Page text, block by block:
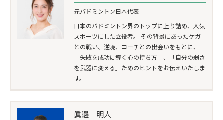
元バドミントン日本代表
日本のバドミントン界のトップに上り詰め、人気
スポーツにした立役者。 その背景にあったケガ
との戦い、逆境、コーチとの出会いをもとに、
「失敗を成功に導く心の持ち方」、「自分の弱さ
を武器に変える」ためのヒントをお伝えいたしま
す。
眞邊 明人